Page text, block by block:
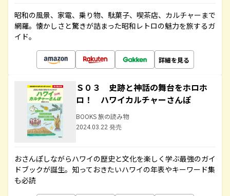
昭和の風景、家電、乗り物、駄菓子、喫茶店、カルチャーまで
網羅。懐かしさと驚きが詰まった昭和レトロの魅力を旅するガ
イド。
詳細を見る
Ｓ０３ 史跡と神話の舞台をホロホ
ロ！ ハワイカルチャーさんぽ
BOOKS 旅の読み物
2024.03.22 発売
おさんぽしながらハワイの歴史と文化を楽しく学ぶ最強のガイ
ドブックが誕生。知っておきたいハワイの年表やキーワード集
も必読